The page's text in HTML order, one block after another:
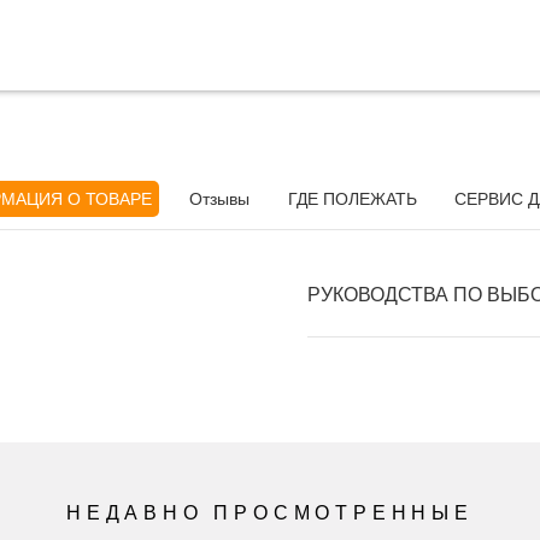
О ТОВАРЕ Отзывы ГДЕ ПОЛЕЖАТЬ СЕРВИС
РУКОВОДСТВА ПО
НЕДАВНО ПРОСМОТРЕННЫЕ